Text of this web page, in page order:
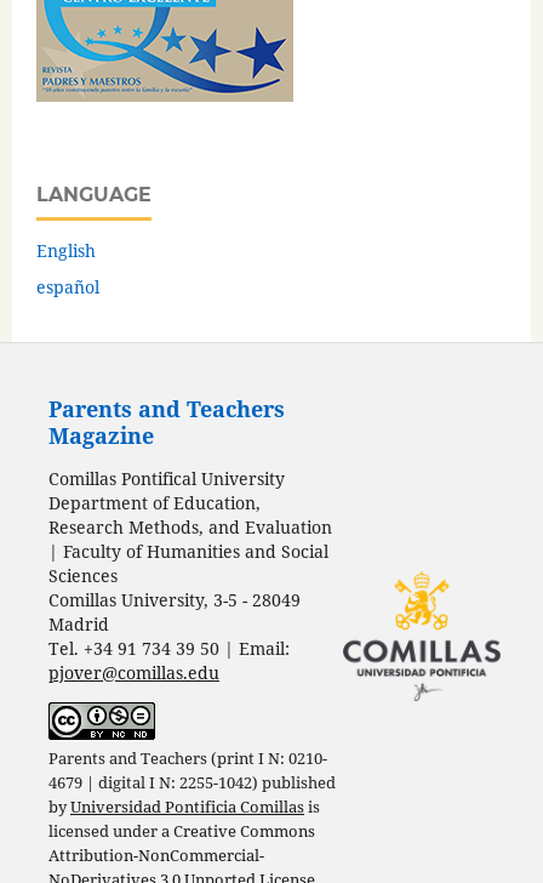
LANGUAGE
English
español
Parents and Teachers
Magazine
Comillas Pontifical University
Department of Education,
Research Methods, and Evaluation
| Faculty of Humanities and Social
Sciences
Comillas University, 3-5 - 28049
Madrid
Tel. +34 91 734 39 50 | Email:
pjover@comillas.edu
Parents and Teachers (print I N: 0210-
4679 | digital I N: 2255-1042) published
byUniversidad Pontificia Comillasis
licensed under aCreative Commons
Attribution-NonCommercial-